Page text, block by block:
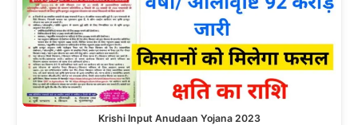
Krishi Input Anudaan Yojana 2023